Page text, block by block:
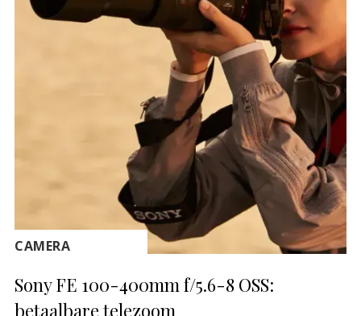
CAMERA
Sony FE 100-400mm f/5.6-8 OSS:
betaalbare telezoom